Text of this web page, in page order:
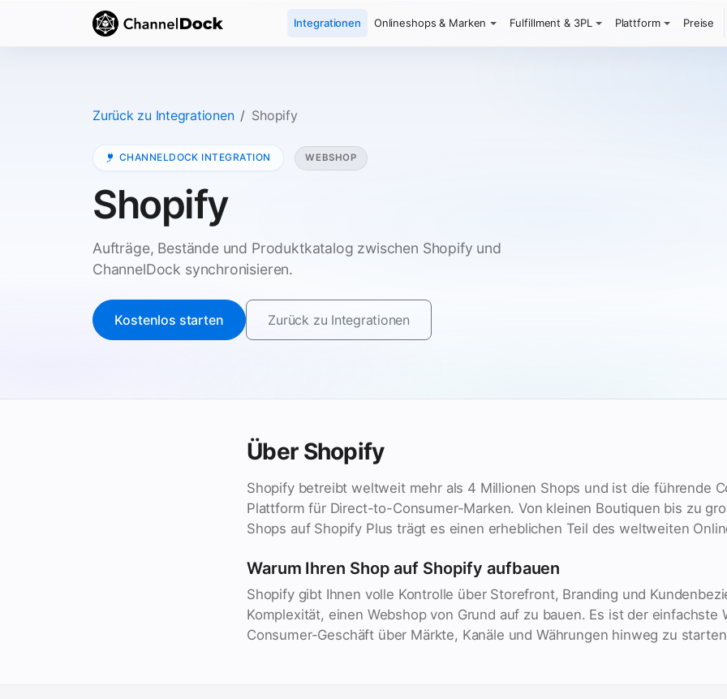
Integrationen Onlineshops & Marken Fulfillment & 3PL Plattform Preise
Zurück zu Integrationen Shopify
CHANNELDOCK INTEGRATION WEBSHOP
Shopify
Aufträge, Bestände und Produktkatalog zwischen Shopify und
ChannelDock synchronisieren.
Kostenlos starten Zurück zu Integrationen
Über Shopify
Shopify betreibt weltweit mehr als 4 Millionen Shops und ist die führende
Plattform für Direct-to-Consumer-Marken. Von kleinen Boutiquen bis zu
Shops auf Shopify Plus trägt es einen erheblichen Teil des weltweiten
Warum Ihren Shop auf Shopify aufbauen
Shopify gibt Ihnen volle Kontrolle über Storefront, Branding und
Komplexität, einen Webshop von Grund auf zu bauen. Es ist der einfachste
Consumer-Geschäft über Märkte, Kanäle und Währungen hinweg zu